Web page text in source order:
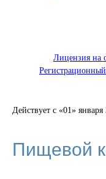
Лицензия на
Действует с «01» января
Пищевой